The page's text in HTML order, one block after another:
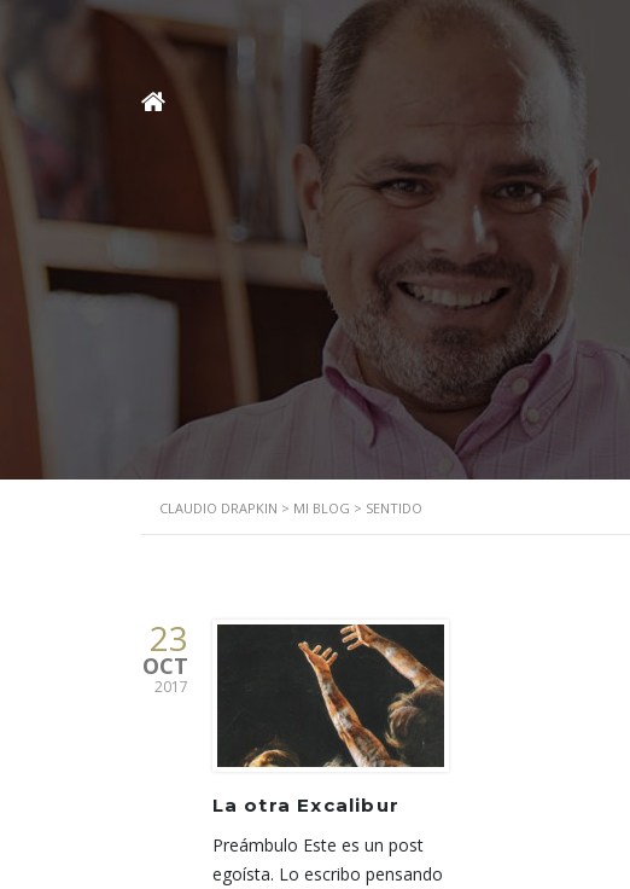
CLAUDIO DRAPKIN > MI BLOG > SENTIDO
23
OCT
2017
La otra Excalibur
Preámbulo Este es un post
egoísta. Lo escribo pensando